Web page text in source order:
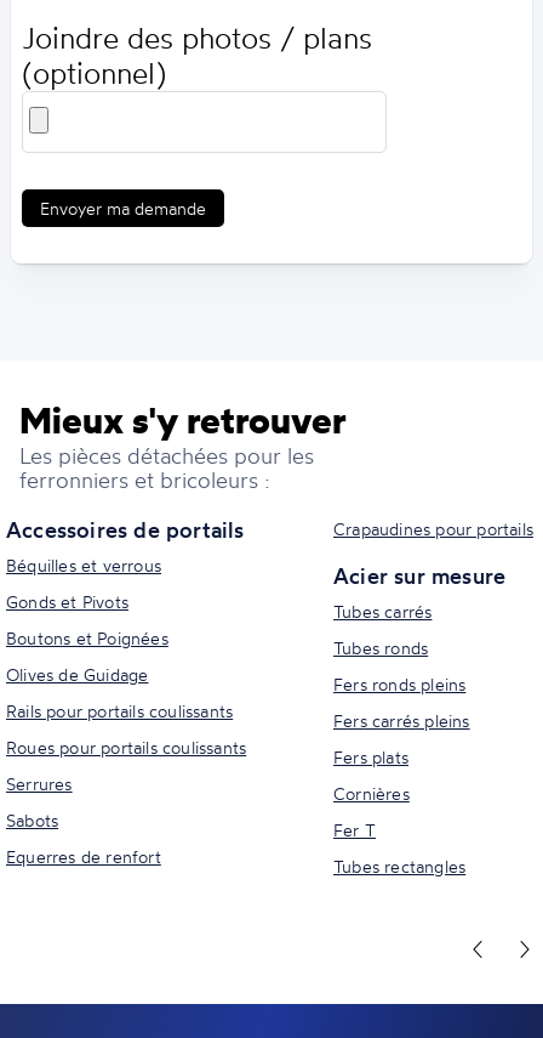
Joindre des photos / plans
(optionnel)
Envoyer ma demande
Mieux s'y retrouver
Les pièces détachées pour les
ferronniers et bricoleurs :
Accessoires de portails
Béquilles et verrous
Gonds et Pivots
Boutons et Poignées
Olives de Guidage
Rails pour portails coulissants
Roues pour portails coulissants
Serrures
Sabots
Equerres de renfort
Crapaudines pour portails
Acier sur mesure
Tubes carrés
Tubes ronds
Fers ronds pleins
Fers carrés pleins
Fers plats
Cornières
Fer T
Tubes rectangles